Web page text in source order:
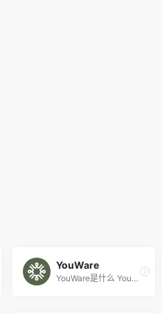
YouWare
YouWare是什么 YouWare 是一...